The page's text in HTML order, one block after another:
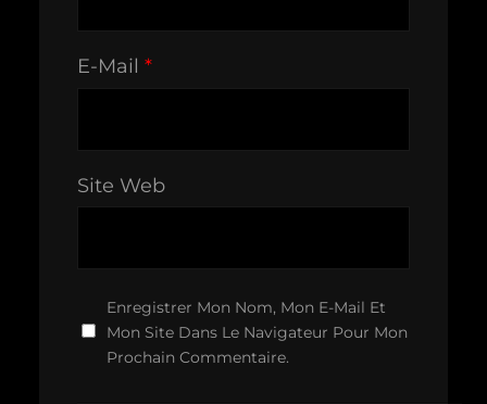
E-Mail *
Site Web
Enregistrer Mon Nom, Mon E-Mail Et
Mon Site Dans Le Navigateur Pour Mon
Prochain Commentaire.